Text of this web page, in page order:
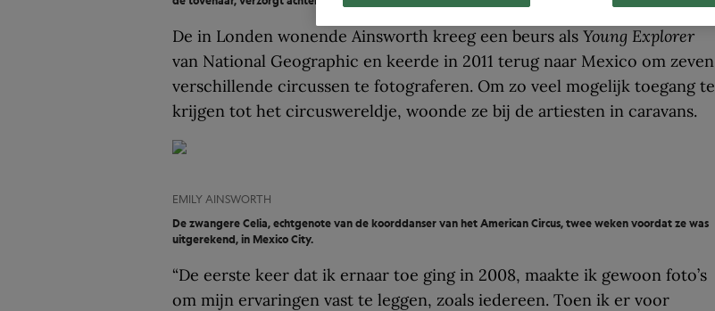
De in Londen wonende Ainsworth kreeg een beurs als Young Explorer
van National Geographic en keerde in 2011 terug naar Mexico om zeven
verschillende circussen te fotograferen. Om zo veel mogelijk toegang te
krijgen tot het circuswereldje, woonde ze bij de artiesten in caravans.
EMILY AINSWORTH
De zwangere Celia, echtgenote van de koorddanser van het American Circus, twee weken voordat ze was
uitgerekend, in Mexico City.
“De eerste keer dat ik ernaar toe ging in 2008, maakte ik gewoon foto’s
om mijn ervaringen vast te leggen, zoals iedereen. Toen ik er voor